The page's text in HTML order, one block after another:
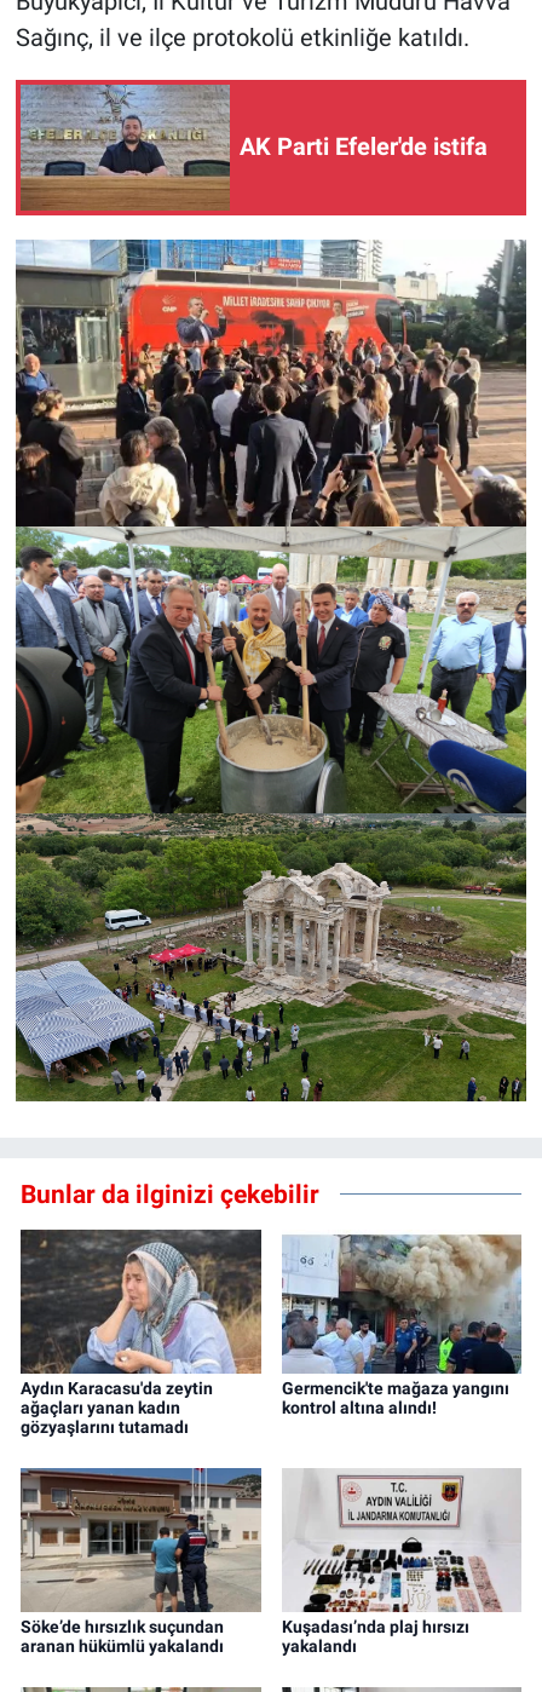
Sağınç, il ve ilçe protokolü etkinliğe katıldı.
AK Parti Efeler'de istifa
Bunlar da ilginizi çekebilir
Aydın Karacasu'da zeytin
ağaçları yanan kadın
gözyaşlarını tutamadı
Germencik'te mağaza yangını
kontrol altına alındı!
Söke’de hırsızlık suçundan
aranan hükümlü yakalandı
Kuşadası’nda plaj hırsızı
yakalandı